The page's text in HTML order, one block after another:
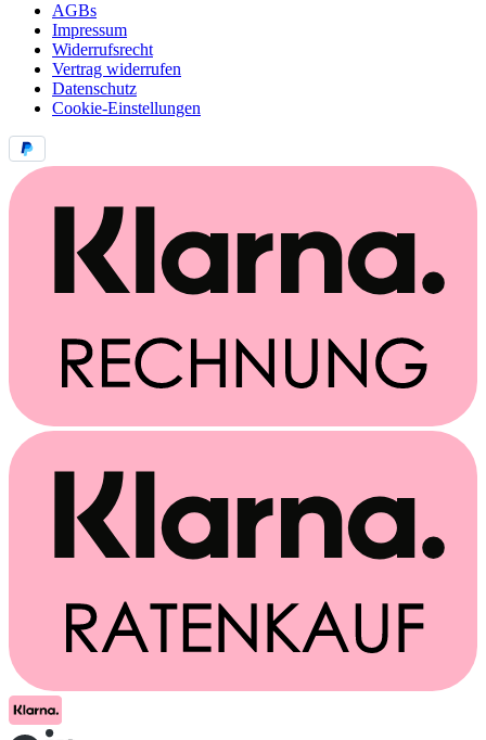
AGBs
Impressum
Widerrufsrecht
Vertrag widerrufen
Datenschutz
Cookie-Einstellungen